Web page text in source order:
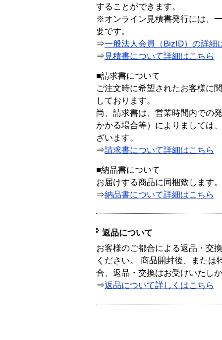
することができます。
※オンライン見積書発行には、
要です。
⇒一般法人会員（BizID）の詳細
⇒ 見積書について詳細はこちら
■請求書について
ご注文時に希望されたお客様に
しております。
尚、請求書は、営業時間内での
かかる場合等）によりましては
ざいます。
⇒請求書について詳細はこちら
■納品書について
お届けする商品に同梱致します。
⇒納品書について詳細はこちら
返品について
お客様のご都合による返品・交
ください。 商品開封後、または
合、返品・交換はお受けいたし
⇒返品について詳しくはこちら